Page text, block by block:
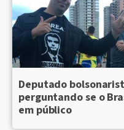
Deputado
perguntando se o
em público